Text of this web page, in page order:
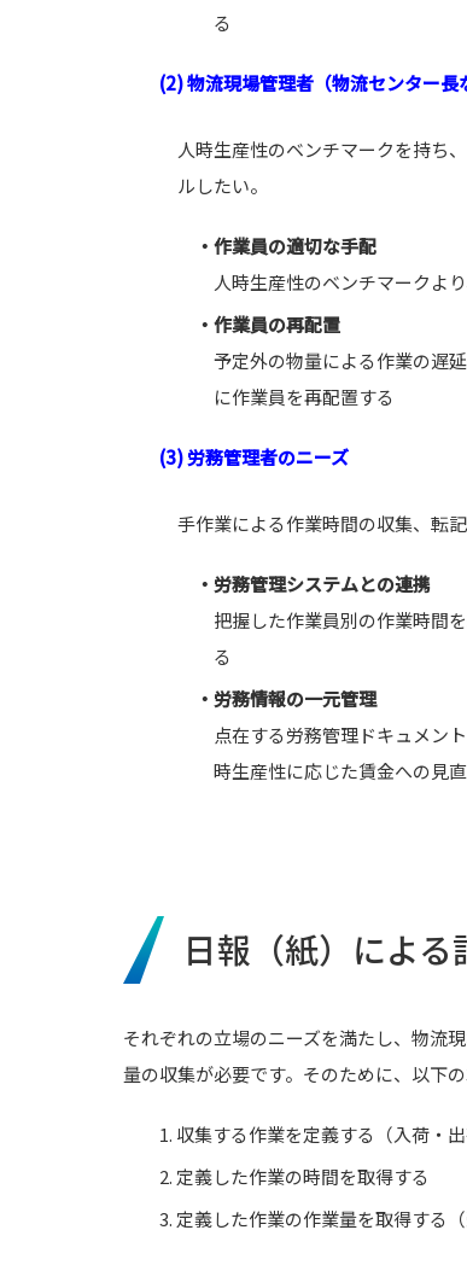
る
(2) 物流現場管理者（物流センター長
人時生産性のベンチマークを持ち
ルしたい。
・作業員の適切な手配
人時生産性のベンチマークよ
・作業員の再配置
予定外の物量による作業の遅
に作業員を再配置する
(3) 労務管理者のニーズ
手作業による作業時間の収集、転
・労務管理システムとの連携
把握した作業員別の作業時間
る
・労務情報の一元管理
点在する労務管理ドキュメン
時生産性に応じた賃金への見
日報（紙）による
それぞれの立場のニーズを満たし、物流
量の収集が必要です。そのために、以下の
1. 収集する作業を定義する（入荷・
2. 定義した作業の時間を取得する
3. 定義した作業の作業量を取得する（